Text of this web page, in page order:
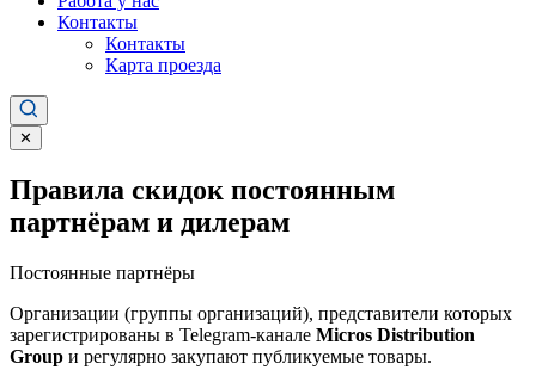
Контакты
Контакты
Карта проезда
✕
Правила скидок постоянным
партнёрам и дилерам
Постоянные партнёры
Организации (группы организаций), представители которых
зарегистрированы в Telegram-канале Micros Distribution
Group и регулярно закупают публикуемые товары.